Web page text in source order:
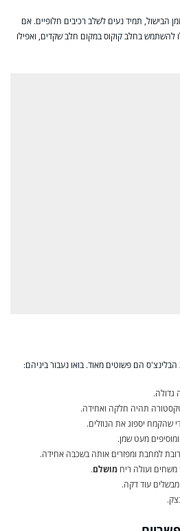
הבישול, תמיד נעים לשלב רכיבים חלופיים. אם
בחלב קוקוס במקום חלב שקדים, ואפילו
הם פשוטים מאוד. בואו נעבור ביניהם:
גדולה.
תהיה חלקה ואחידה.
מעט שמן.
למחבת ומפזרים אותה בשכבה אחידה.
מושלם.
עוד דקה.